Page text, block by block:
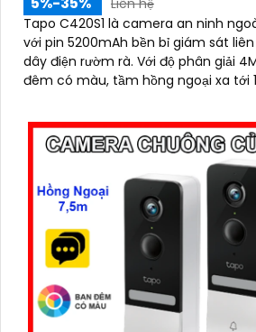
được tư vấn và hỗ trợ chọn lựa
phù hợp nhất!
Liên hệ
Tapo C420S1 là camera an ninh
với pin 5200mAh bền bỉ giám sát
dây điện rườm rà. Với độ phân giải 4MP, khả năng nhìn
đêm có màu, tầm hồng ngoại xa tới
nét